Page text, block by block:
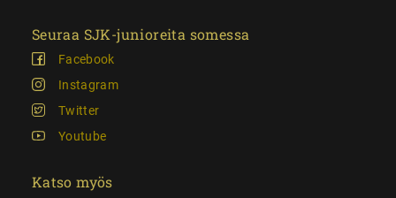
Seuraa SJK-junioreita somessa
Facebook
Instagram
Twitter
Youtube
Katso myös